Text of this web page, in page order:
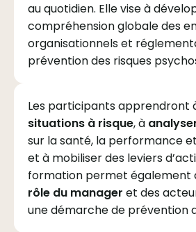
au quotidien. Elle vise à
compréhension globale des
organisationnels et
prévention des risques
Les participants apprendront
situations à risque, à
sur la santé, la performance
et à mobiliser des leviers
formation permet également
rôle du manager et des
une démarche de prévention